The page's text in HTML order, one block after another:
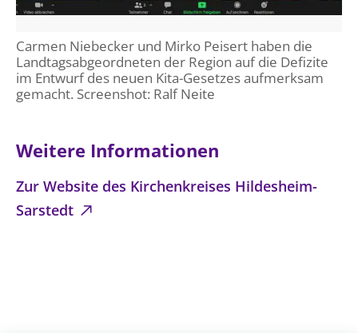
Carmen Niebecker und Mirko Peisert haben die
Landtagsabgeordneten der Region auf die Defizite
im Entwurf des neuen Kita-Gesetzes aufmerksam
gemacht. Screenshot: Ralf Neite
Weitere Informationen
Zur Website des Kirchenkreises Hildesheim-
Sarstedt